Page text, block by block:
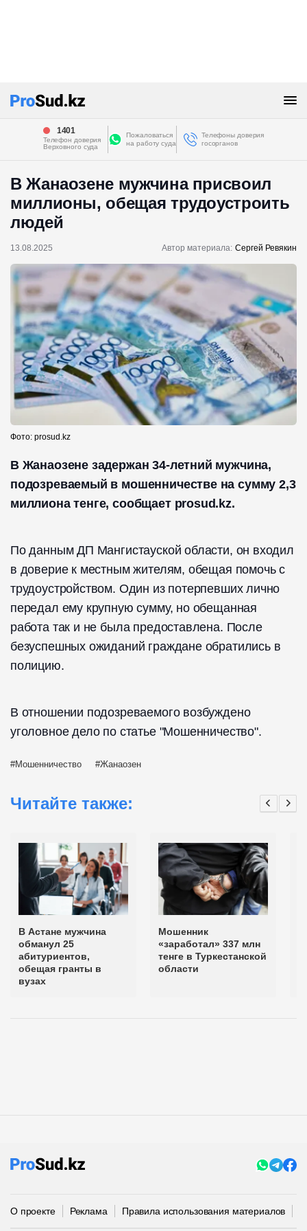
1401
Телефон доверия
Верховного суда
Пожаловаться
на работу суда
Телефоны доверия
госорганов
В Жанаозене мужчина присвоил
миллионы, обещая трудоустроить
людей
13.08.2025 Автор материала: Сергей Ревякин
Фото: prosud.kz
В Жанаозене задержан 34-летний мужчина,
подозреваемый в мошенничестве на сумму 2,3
миллиона тенге, сообщает prosud.kz.
По данным ДП Мангистауской области, он входил
в доверие к местным жителям, обещая помочь с
трудоустройством. Один из потерпевших лично
передал ему крупную сумму, но обещанная
работа так и не была предоставлена. После
безуспешных ожиданий граждане обратились в
полицию.
В отношении подозреваемого возбуждено
уголовное дело по статье "Мошенничество".
Мошенничество Жанаозен
Читайте также:
В Астане мужчина
обманул 25
абитуриентов,
обещая гранты в
вузах
Мошенник
«заработал» 337 млн
тенге в Туркестанской
области
О проекте Реклама Правила использования материалов